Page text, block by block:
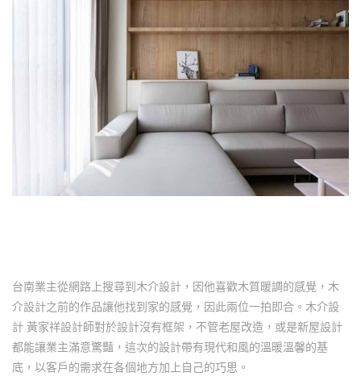
台南業主從網路上搜尋到木介設計，因他喜歡木質暖調的感覺，木
介設計之前的作品讓他找到家的感覺，因此兩位一拍即合。木介設
計 黃家祥設計師對於設計沒有框架，不管老屋改造，或是新屋設計
都能讓業主滿意驚豔，這次的設計帶有現代和風的溫暖溫馨的基
底，以客戶的需求在各個地方加上自己的巧思。